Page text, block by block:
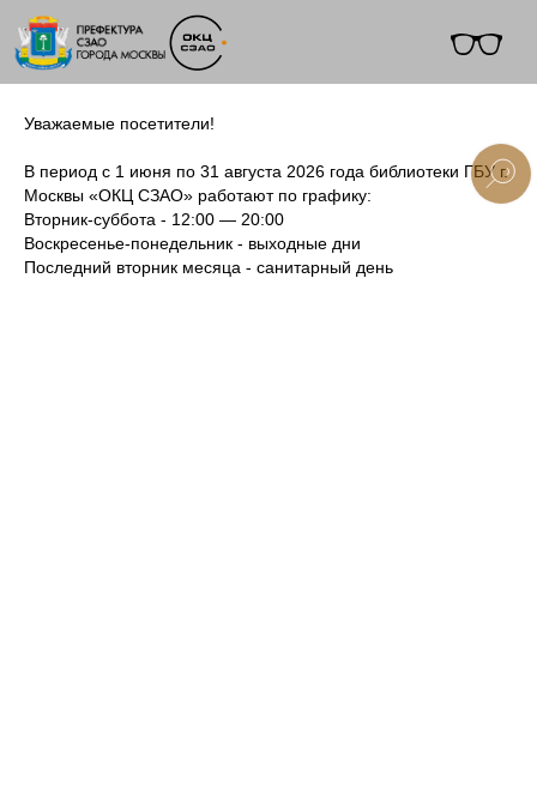
+7 (495) 495-91-10
Уважаемые посетители!
В период с 1 июня по 31 августа 2026 года библиотеки ГБУ г.
Москвы «ОКЦ СЗАО» работают по графику:
Вторник-суббота - 12:00 — 20:00
Воскресенье-понедельник - выходные дни
Последний вторник месяца - санитарный день